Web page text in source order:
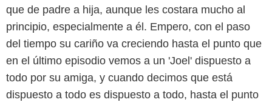
que de padre a hija, aunque les costara mucho al
principio, especialmente a él. Empero, con el paso
del tiempo su cariño va creciendo hasta el punto que
en el último episodio vemos a un 'Joel' dispuesto a
todo por su amiga, y cuando decimos que está
dispuesto a todo es dispuesto a todo, hasta el punto